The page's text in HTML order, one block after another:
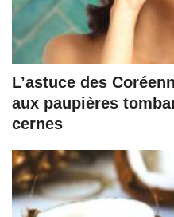
L’astuce des
aux paupières
cernes